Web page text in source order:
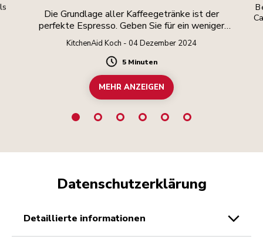
Die Grundlage aller Kaffeegetränke ist der
perfekte Espresso. Geben Sie für ein weniger
intensives Getränk heißes Wasser hinzu.
KitchenAid Koch - 04 Dezember 2024
Duration
5 Minuten
MEHR ANZEIGEN
Datenschutzerklärung
detaillierte informationen